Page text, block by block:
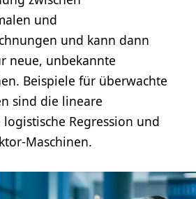
und
und kann dann
neue, unbekannte
Beispiele für überwachte
sind die lineare
logistische Regression und
Maschinen.